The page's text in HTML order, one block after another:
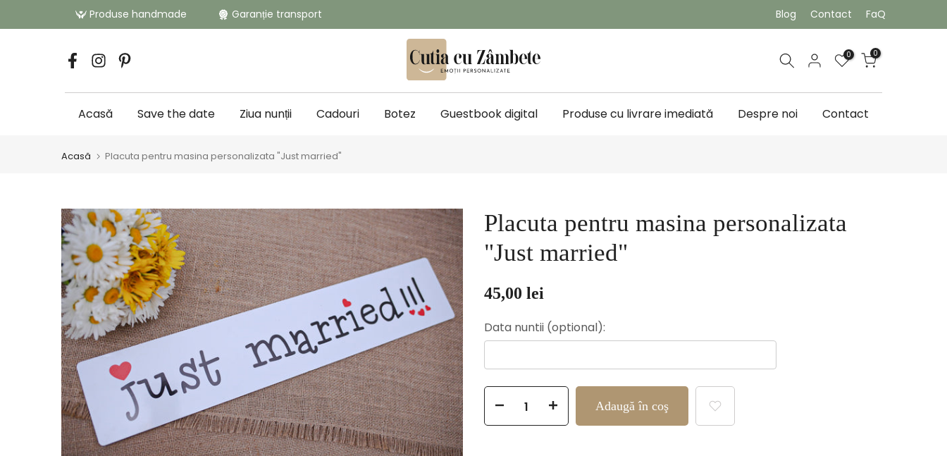
la
Produse handmade Garanție transport Blog Contact FaQ
0 0
Acasă Save the date Ziua nunții Cadouri Botez Guestbook digital Produse cu livrare imediată Despre noi Contact
Acasă Placuta pentru masina personalizata "Just married"
Placuta pentru masina personalizata
"Just married"
45,00 lei
Data nuntii (optional):
Selection will add to the price
Adaugă în coş